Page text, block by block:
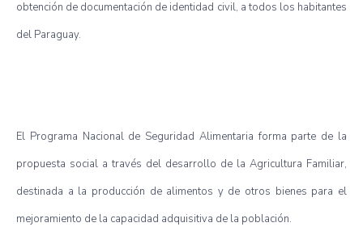
obtención de documentación de identidad civil, a todos los habitantes
del Paraguay.
El Programa Nacional de Seguridad Alimentaria forma parte de la
propuesta social a través del desarrollo de la Agricultura Familiar,
destinada a la producción de alimentos y de otros bienes para el
mejoramiento de la capacidad adquisitiva de la población.